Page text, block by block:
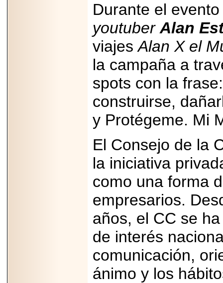
Durante el
youtuber Alan
viajesAlan X el
la campaña a
spots con la
construirse,
y Protégeme. Mi
El Consejo de la
la iniciativa
como una forma
empresarios.
años, el CC se
de interés
comunicación,
ánimo y los